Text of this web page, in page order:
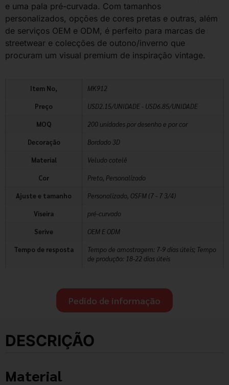
e uma pala pré-curvada. Com tamanhos
personalizados, opções de cores pretas e outras, além
de serviços OEM e ODM, é perfeito para marcas de
streetwear e colecções de outono/inverno que
procuram um visual premium de inspiração vintage.
Item No, MK912
Preço USD2.15/UNIDADE - USD6.85/UNIDADE
MOQ 200 unidades por desenho e por cor
Decoração Bordado 3D
Material Veludo cotelê
Cor Preto, Personalizado
Ajuste e tamanho Personalizado, OSFM (7 - 7 3/4)
Viseira pré-curvado
Serive OEM E ODM
Tempo de resposta
Tempo de amostragem: 7-9 dias úteis; Tempo
de produção: 18-22 dias úteis
Pedido de informação
DESCRIÇÃO
Material